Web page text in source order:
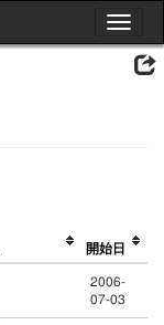
Toggle
開始日
2006-
07-03